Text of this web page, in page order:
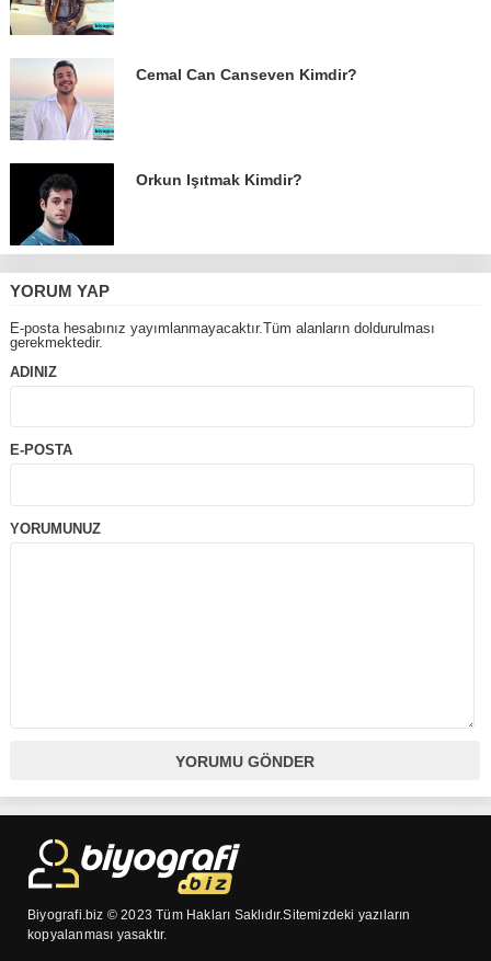
Cemal Can Canseven Kimdir?
Orkun Işıtmak Kimdir?
YORUM YAP
E-posta hesabınız yayımlanmayacaktır.Tüm alanların doldurulması
gerekmektedir.
ADINIZ
E-POSTA
YORUMUNUZ
Biyografi.biz © 2023 Tüm Hakları Saklıdır.Sitemizdeki yazıların
kopyalanması yasaktır.